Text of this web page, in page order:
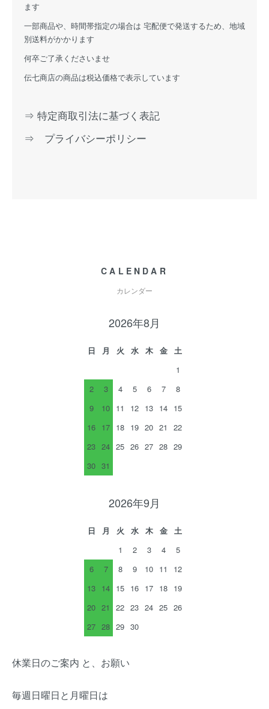
ます
一部商品や、時間帯指定の場合は 宅配便で発送するため、地域
別送料がかかります
何卒ご了承くださいませ
伝七商店の商品は税込価格で表示しています
⇒ 特定商取引法に基づく表記
⇒ プライバシーポリシー
CALENDAR
カレンダー
2026年8月
日 月 火 水 木 金
土
1
2
3 4 5 6 7
8
9
10 11 12 13 14 15
16 17 18 19 20 21
22
23 24 25 26 27 28 29
30 31
2026年9月
日 月 火 水 木 金
土
1
2 3 4
5
6
7 8 9 10 11
12
13 14 15 16 17 18 19
20 21 22 23 24 25 26
27 28 29 30
休業日のご案内 と、お願い
毎週日曜日と月曜日は